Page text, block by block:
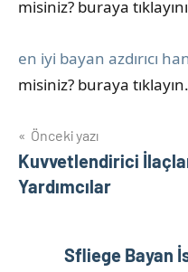
misiniz? buraya
en iyi bayan azdırıcı
misiniz? buraya
Yazı
gezinmesi
Önceki yazı
Kuvvetlendirici
Yardımcılar
Sfliege Bayan